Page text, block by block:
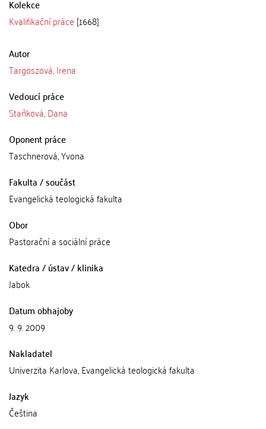
Kolekce
Kvalifikační práce [1668]
Autor
Targoszová, Irena
Vedoucí práce
Staňková, Dana
Oponent práce
Taschnerová, Yvona
Fakulta / součást
Evangelická teologická fakulta
Obor
Pastorační a sociální práce
Katedra / ústav / klinika
Jabok
Datum obhajoby
9. 9. 2009
Nakladatel
Univerzita Karlova, Evangelická teologická fakulta
Jazyk
Čeština